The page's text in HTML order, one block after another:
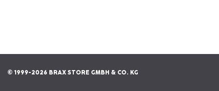
© 1999-2026 BRAX STORE GMBH & CO. KG